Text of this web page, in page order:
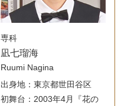
専科
凪七瑠海
Ruumi Nagina
出身地：東京都世田谷区
初舞台：2003年4月『花の